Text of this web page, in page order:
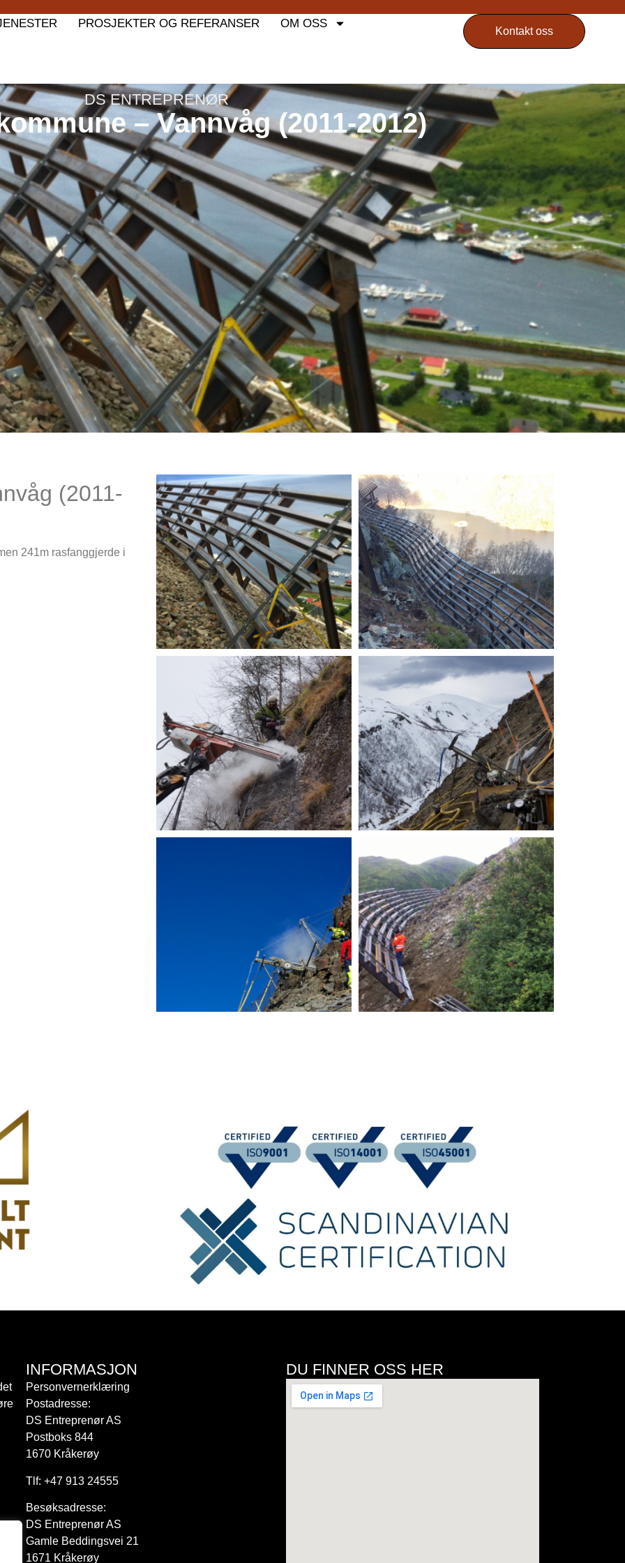
PROSJEKTER OG REFERANSER OM OSS
Kontakt oss
DS ENTREPRENØR
– Vannvåg (2011-2012)
(2011-
241m rasfanggjerde i
INFORMASJON
Personvernerklæring
Postadresse:
DS Entreprenør AS
Postboks 844
1670 Kråkerøy
Tlf: +47 913 24555
Besøksadresse:
DS Entreprenør AS
Gamle Beddingsvei 21
1671 Kråkerøy
DU FINNER OSS HER